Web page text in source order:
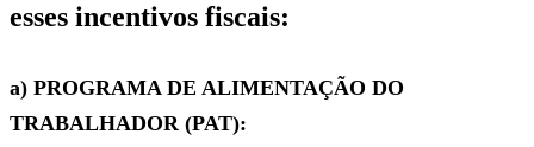
esses incentivos fiscais:
a) PROGRAMA DE ALIMENTAÇÃO DO
TRABALHADOR (PAT):